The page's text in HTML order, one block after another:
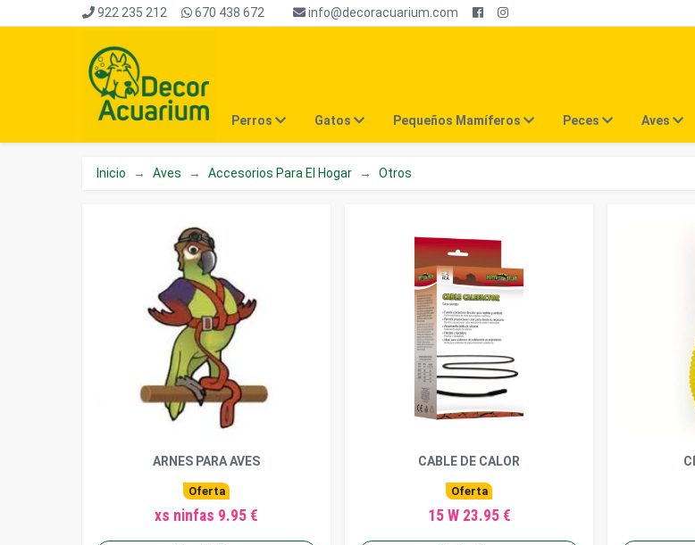
922 235 212 670 438 672 info@decoracuarium.com
Perros Gatos Pequeños Mamíferos Peces Aves
Inicio Aves Accesorios Para El Hogar Otros
ARNES PARA AVES
Oferta
xs ninfas 9.95 €
CABLE DE CALOR
Oferta
15 W 23.95 €